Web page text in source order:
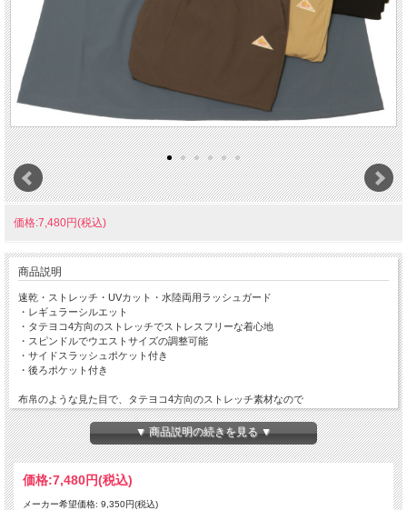
価格:7,480円(税込)
商品説明
速乾・ストレッチ・UVカット・水陸両用ラッシュガード
・レギュラーシルエット
・タテヨコ4方向のストレッチでストレスフリーな着心地
・スピンドルでウエストサイズの調整可能
・サイドスラッシュポケット付き
・後ろポケット付き
布帛のような見た目で、タテヨコ4方向のストレッチ素材なので
とても動きやすいです
夏場の汗や、水遊びで濡れてもドライで乾きやすい素材なので安心です
紫外線防止加工を施しているため海、川、プールなど屋外レジャーに最適
■素材
ナイロン85%、ポリウレタン15%
▼ 商品説明の続きを見る ▼
価格:7,480円(税込)
メーカー希望価格: 9,350円(税込)